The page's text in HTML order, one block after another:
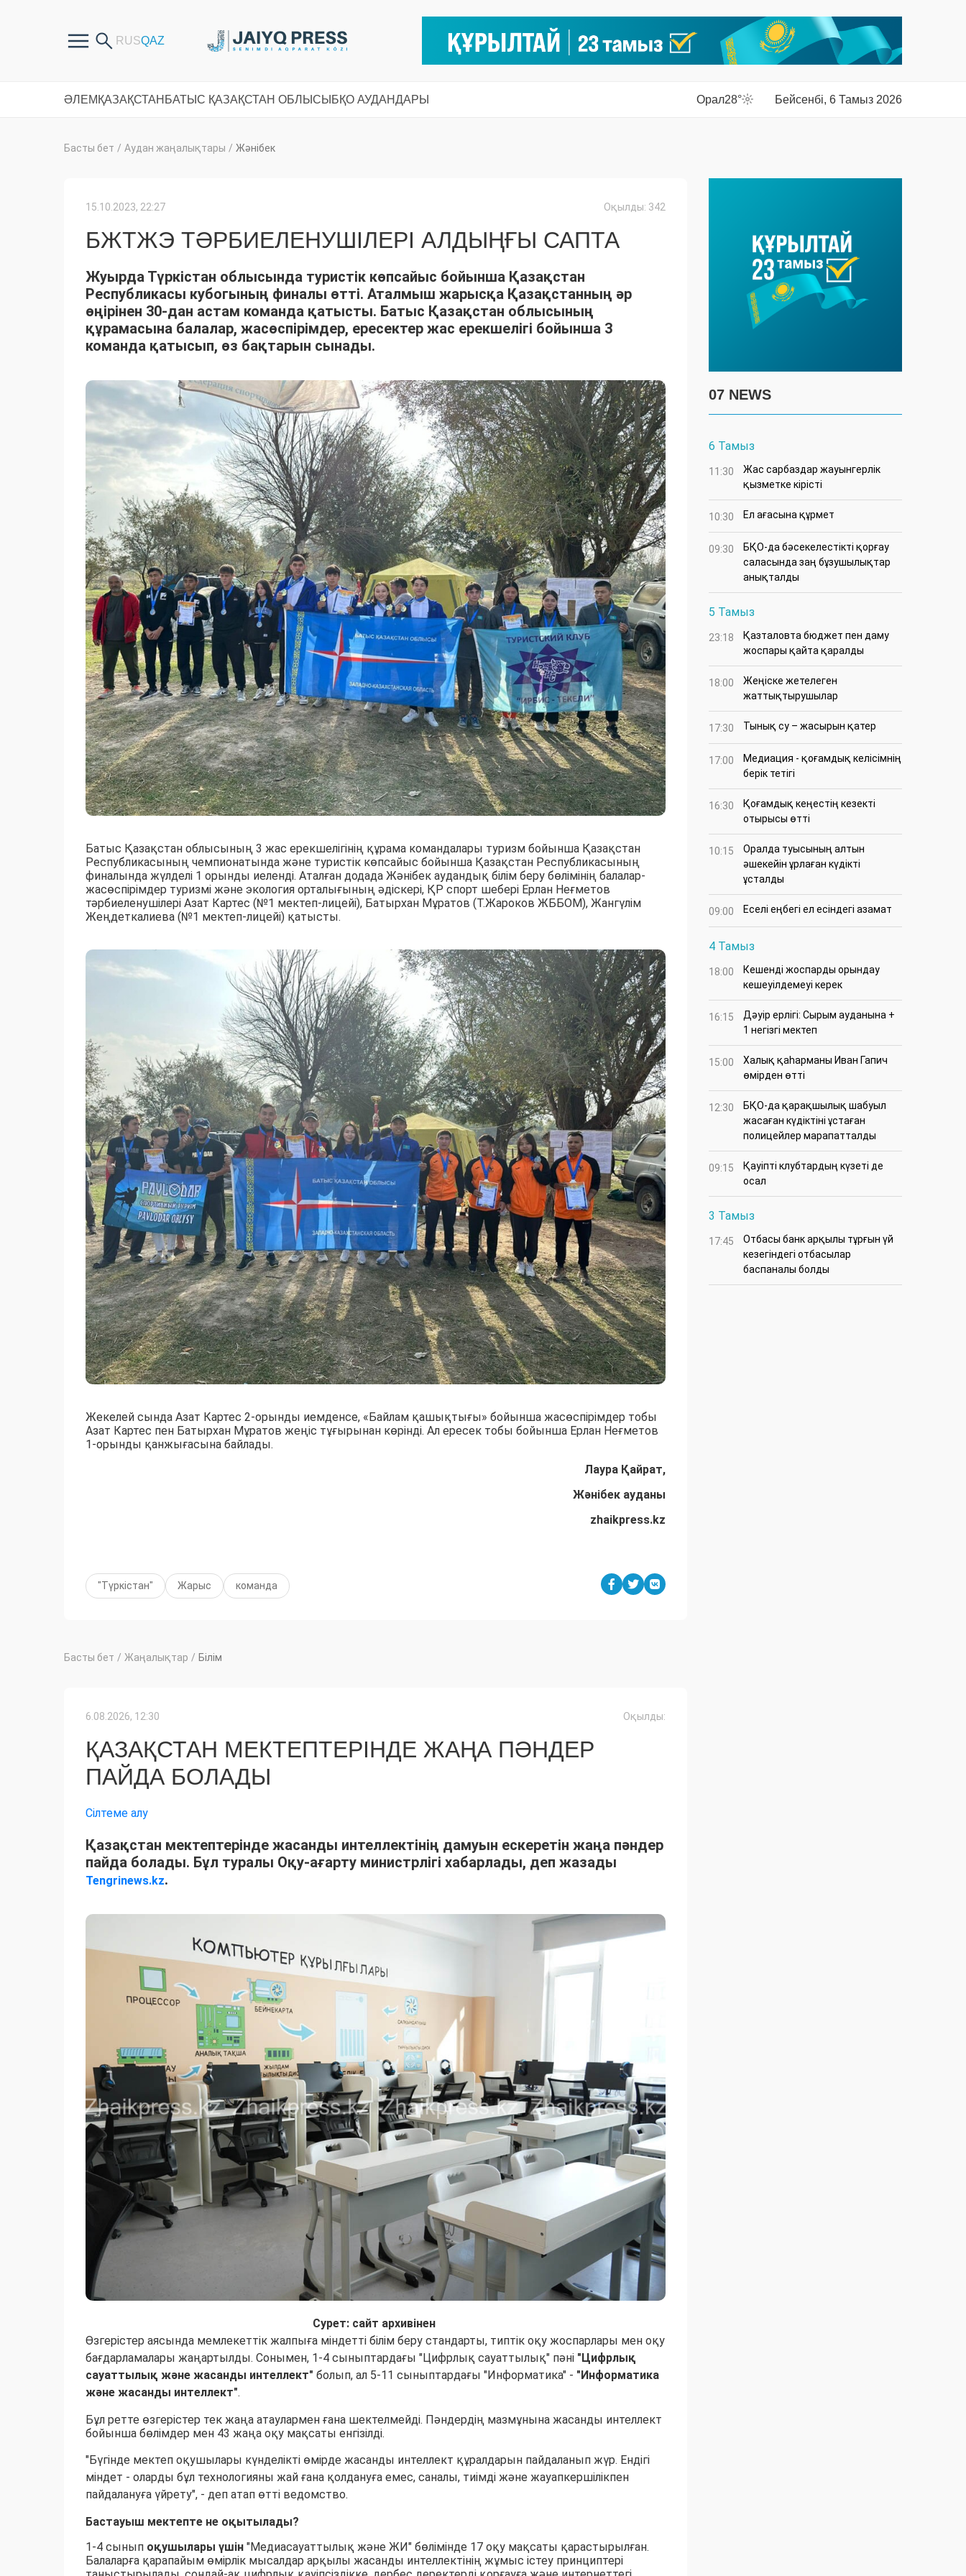
ӘЛЕМ ҚАЗАҚСТАН БАТЫС ҚАЗАҚСТАН ОБЛЫСЫ БҚО АУДАНДАРЫ Орал28° Бейсенбі, 6 Тамыз 2026
Басты бет / Аудан жаңалықтары / Жәнібек
15.10.2023, 22:27 Оқылды: 342
БЖТЖЭ ТӘРБИЕЛЕНУШІЛЕРІ АЛДЫҢҒЫ САПТА
Жуырда Түркістан облысында туристік көпсайыс бойынша Қазақстан
Республикасы кубогының финалы өтті. Аталмыш жарысқа Қазақстанның әр
өңірінен 30-дан астам команда қатысты. Батыс Қазақстан облысының
құрамасына балалар, жасөспірімдер, ересектер жас ерекшелігі бойынша 3
команда қатысып, өз бақтарын сынады.
Батыс Қазақстан облысының 3 жас ерекшелігінің құрама командалары туризм бойынша Қазақстан
Республикасының чемпионатында және туристік көпсайыс бойынша Қазақстан Республикасының
финалында жүлделі 1 орынды иеленді. Аталған додада Жәнібек аудандық білім беру бөлімінің балалар-
жасөспірімдер туризмі және экология орталығының әдіскері, ҚР спорт шебері Ерлан Неғметов
тәрбиеленушілері Азат Картес (№1 мектеп-лицейі), Батырхан Мұратов (Т.Жароков ЖББОМ), Жангүлім
Жеңдеткалиева (№1 мектеп-лицейі) қатысты.
Жекелей сында Азат Картес 2-орынды иемденсе, «Байлам қашықтығы» бойынша жасөспірімдер тобы
Азат Картес пен Батырхан Мұратов жеңіс тұғырынан көрінді. Ал ересек тобы бойынша Ерлан Неғметов
1-орынды қанжығасына байлады.
Лаура Қайрат,
Жәнібек ауданы
zhaikpress.kz
"Түркістан" Жарыс команда
Басты бет / Жаңалықтар / Білім
6.08.2026, 12:30 Оқылды:
ҚАЗАҚСТАН МЕКТЕПТЕРІНДЕ ЖАҢА ПӘНДЕР
ПАЙДА БОЛАДЫ
Сілтеме алу
Қазақстан мектептерінде жасанды интеллектінің дамуын ескеретін жаңа пәндер
пайда болады. Бұл туралы Оқу-ағарту министрлігі хабарлады, деп жазады
Tengrinews.kz.
Сурет: сайт архивінен
Өзгерістер аясында мемлекеттік жалпыға міндетті білім беру стандарты, типтік оқу жоспарлары мен оқу
бағдарламалары жаңартылды. Сонымен, 1-4 сыныптардағы "Цифрлық сауаттылық" пәні "Цифрлық
сауаттылық және жасанды интеллект" болып, ал 5-11 сыныптардағы "Информатика" - "Информатика
және жасанды интеллект".
Бұл ретте өзгерістер тек жаңа атаулармен ғана шектелмейді. Пәндердің мазмұнына жасанды интеллект
бойынша бөлімдер мен 43 жаңа оқу мақсаты енгізілді.
"Бүгінде мектеп оқушылары күнделікті өмірде жасанды интеллект құралдарын пайдаланып жүр. Ендігі
міндет - оларды бұл технологияны жай ғана қолдануға емес, саналы, тиімді және жауапкершілікпен
пайдалануға үйрету", - деп атап өтті ведомство.
Бастауыш мектепте не оқытылады?
1-4 сынып оқушылары үшін "Медиасауаттылық және ЖИ" бөлімінде 17 оқу мақсаты қарастырылған.
Балаларға қарапайым өмірлік мысалдар арқылы жасанды интеллектінің жұмыс істеу принциптері
07 NEWS
6 Тамыз
11:30
Жас сарбаздар жауынгерлік
қызметке кірісті
10:30 Ел ағасына құрмет
09:30
БҚО-да бәсекелестікті қорғау
саласында заң бұзушылықтар
анықталды
5 Тамыз
23:18
Қазталовта бюджет пен даму
жоспары қайта қаралды
18:00
Жеңіске жетелеген
жаттықтырушылар
17:30 Тынық су – жасырын қатер
17:00
Медиация - қоғамдық келісімнің
берік тетігі
16:30
Қоғамдық кеңестің кезекті
отырысы өтті
10:15
Оралда туысының алтын
әшекейін ұрлаған күдікті
ұсталды
09:00 Еселі еңбегі ел есіндегі азамат
4 Тамыз
18:00
Кешенді жоспарды орындау
кешеуілдемеуі керек
16:15
Дәуір ерлігі: Сырым ауданына +
1 негізгі мектеп
15:00
Халық қаһарманы Иван Гапич
өмірден өтті
12:30
БҚО-да қарақшылық шабуыл
жасаған күдіктіні ұстаған
полицейлер марапатталды
09:15
Қауіпті клубтардың күзеті де
осал
3 Тамыз
17:45
Отбасы банк арқылы тұрғын үй
кезегіндегі отбасылар
баспаналы болды